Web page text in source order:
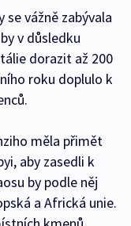
se vážně zabývala
v důsledku
dorazit až 200
roku doplulo k
měla přimět
aby zasedli k
by podle něj
a Africká unie.